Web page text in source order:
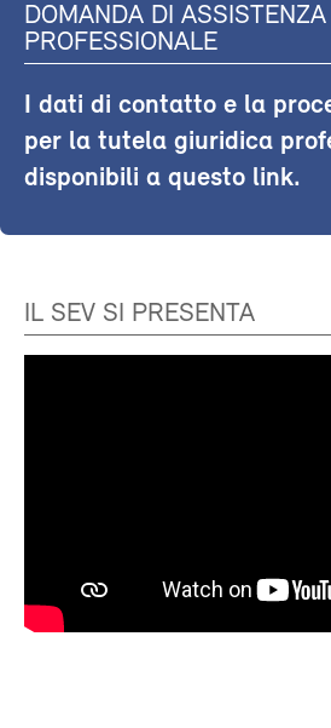
DOMANDA DI
PROFESSIONALE
I dati di contatto e la
per la tutela giuridica
disponibili a questo link.
IL SEV SI PRESENTA